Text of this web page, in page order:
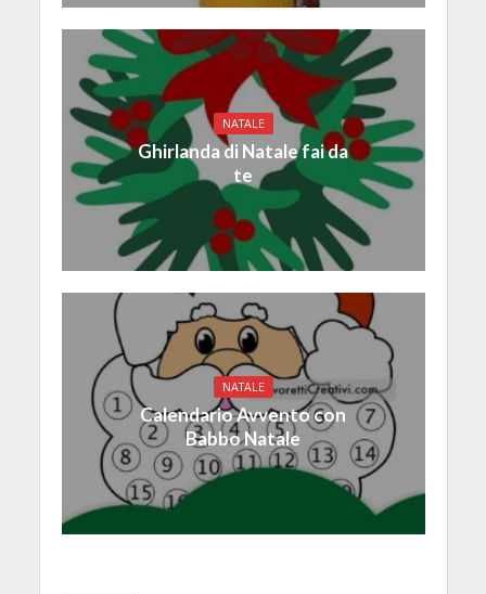
NATALE
Ghirlanda di Natale fai da
te
NATALE
Calendario Avvento con
Babbo Natale